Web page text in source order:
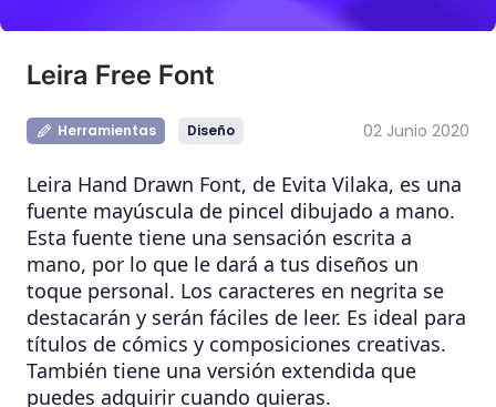
Leira Free Font
Herramientas Diseño 02 Junio 2020
Leira Hand Drawn Font, de Evita Vilaka, es una
fuente mayúscula de pincel dibujado a mano.
Esta fuente tiene una sensación escrita a
mano, por lo que le dará a tus diseños un
toque personal. Los caracteres en negrita se
destacarán y serán fáciles de leer. Es ideal para
títulos de cómics y composiciones creativas.
También tiene una versión extendida que
puedes adquirir cuando quieras.